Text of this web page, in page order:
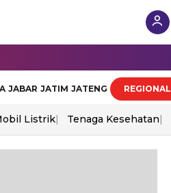
JABAR JATIM JATENG REGIONAL
Listrik Tenaga Kesehatan